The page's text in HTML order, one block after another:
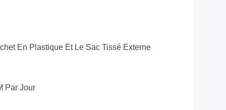
En Plastique Et Le Sac Tissé Externe
Par Jour